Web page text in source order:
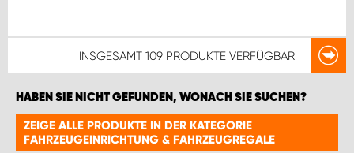
INSGESAMT 109 PRODUKTE VERFÜGBAR
HABEN SIE NICHT GEFUNDEN, WONACH SIE SUCHEN?
ZEIGE ALLE PRODUKTE IN DER KATEGORIE
FAHRZEUGEINRICHTUNG & FAHRZEUGREGALE